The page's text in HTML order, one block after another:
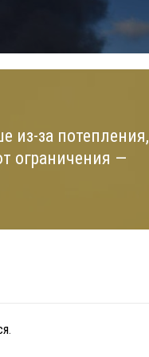
из-за потепления,
ограничения —
.